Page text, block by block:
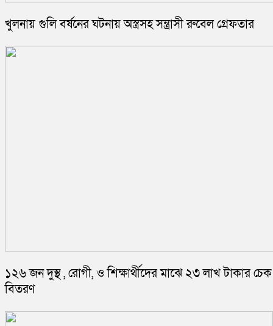
খুলনায় গুলি বর্ষনের ঘটনায় অস্ত্রসহ সন্ত্রাসী রুবেল গ্রেফতার
১২৬ জন দুস্থ , রোগী, ও শিক্ষার্থীদের মাঝে ২৩ লাখ টাকার চেক
বিতরণ